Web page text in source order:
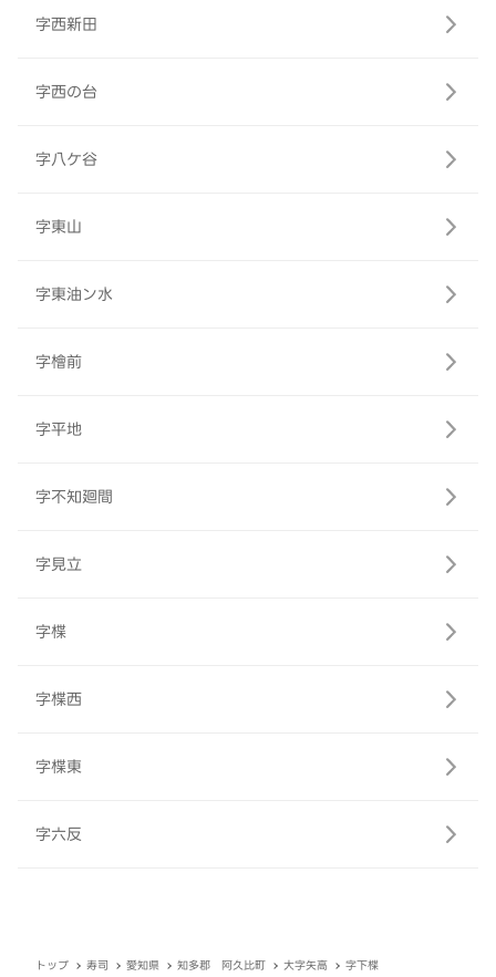
字西新田
字西の台
字八ケ谷
字東山
字東油ン水
字檜前
字平地
字不知廻間
字見立
字楪
字楪西
字楪東
字六反
トップ 寿司 愛知県 知多郡 阿久比町 大字矢高 字下楪